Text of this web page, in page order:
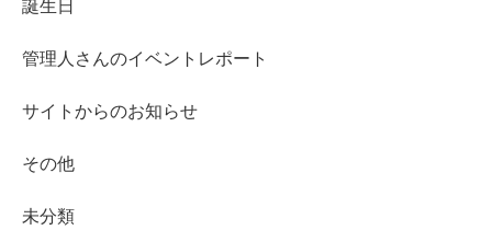
誕生日
管理人さんのイベントレポート
サイトからのお知らせ
その他
未分類